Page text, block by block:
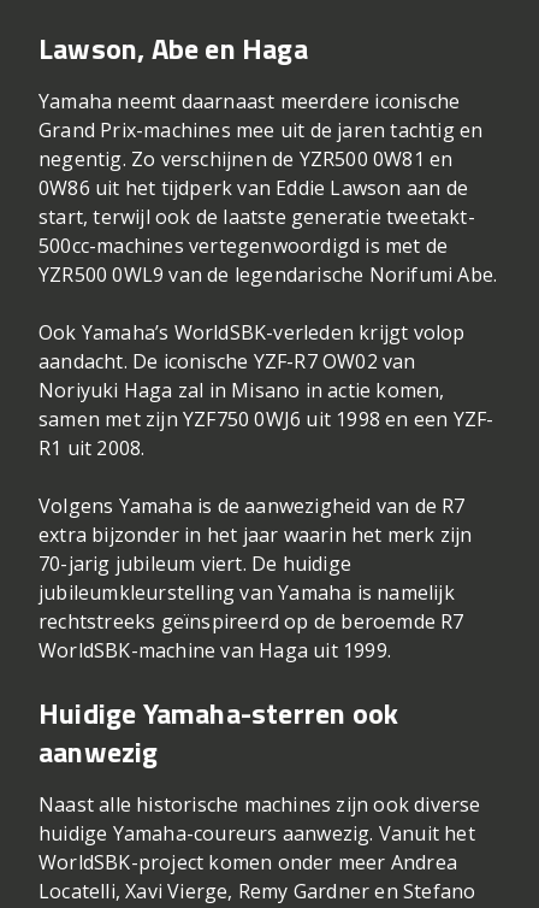
Lawson, Abe en Haga
Yamaha neemt daarnaast meerdere iconische
Grand Prix-machines mee uit de jaren tachtig en
negentig. Zo verschijnen de YZR500 0W81 en
0W86 uit het tijdperk van Eddie Lawson aan de
start, terwijl ook de laatste generatie tweetakt-
500cc-machines vertegenwoordigd is met de
YZR500 0WL9 van de legendarische Norifumi Abe.
Ook Yamaha’s WorldSBK-verleden krijgt volop
aandacht. De iconische YZF-R7 OW02 van
Noriyuki Haga zal in Misano in actie komen,
samen met zijn YZF750 0WJ6 uit 1998 en een YZF-
R1 uit 2008.
Volgens Yamaha is de aanwezigheid van de R7
extra bijzonder in het jaar waarin het merk zijn
70-jarig jubileum viert. De huidige
jubileumkleurstelling van Yamaha is namelijk
rechtstreeks geïnspireerd op de beroemde R7
WorldSBK-machine van Haga uit 1999.
Huidige Yamaha-sterren ook
aanwezig
Naast alle historische machines zijn ook diverse
huidige Yamaha-coureurs aanwezig. Vanuit het
WorldSBK-project komen onder meer Andrea
Locatelli, Xavi Vierge, Remy Gardner en Stefano